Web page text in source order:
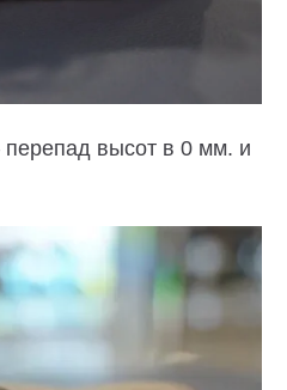
высот в 0 мм. и